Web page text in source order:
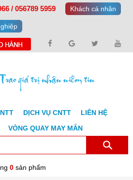
/ 056789 5959 Khách cá nhân
DỊCH VỤ CNTT
LIÊN HỆ
VÒNG QUAY MAY MẮN
0 sản phẩm